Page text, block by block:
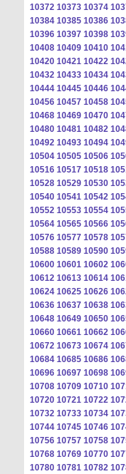
10372 10373 10374
10384 10385 10386
10396 10397 10398
10408 10409 10410
10420 10421 10422
10432 10433 10434
10444 10445 10446
10456 10457 10458
10468 10469 10470
10480 10481 10482
10492 10493 10494
10504 10505 10506
10516 10517 10518
10528 10529 10530
10540 10541 10542
10552 10553 10554
10564 10565 10566
10576 10577 10578
10588 10589 10590
10600 10601 10602
10612 10613 10614
10624 10625 10626
10636 10637 10638
10648 10649 10650
10660 10661 10662
10672 10673 10674
10684 10685 10686
10696 10697 10698
10708 10709 10710
10720 10721 10722
10732 10733 10734
10744 10745 10746
10756 10757 10758
10768 10769 10770
10780 10781 10782